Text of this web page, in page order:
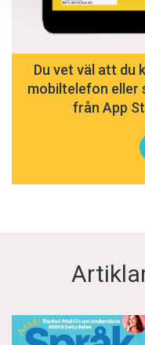
Du vet väl att du
mobiltelefon eller
från App